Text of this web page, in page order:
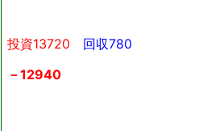
投資13720 回収780
－12940